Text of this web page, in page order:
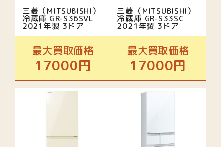
三菱（MITSUBISHI）
冷蔵庫 GR-S36SVL
2021年製 3ドア
最大買取価格
17000円
三菱（MITSUBISHI）
冷蔵庫 GR-S33SC
2021年製 3ドア
最大買取価格
17000円